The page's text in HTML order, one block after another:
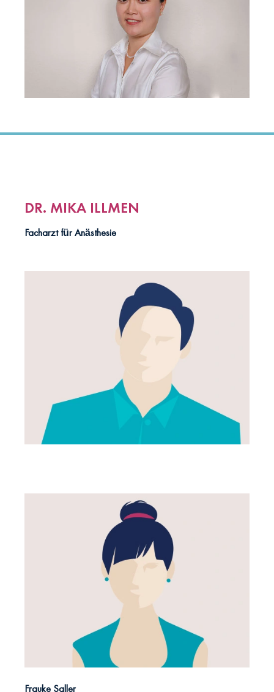
DR. MIKA ILLMEN
Facharzt für Anästhesie
Frauke Saller